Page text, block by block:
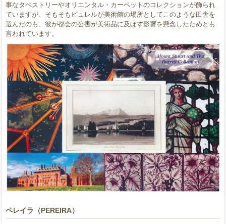
事なタペストリーやオリエンタル・カーペットのコレクションが飾られ
ていますが、そもそもビュレルが美術館の場所としてこのような田舎を
選んだのも、彼が都会の公害が美術品に及ぼす影響を懸念したためとも
言われています。
ペレイラ（PEREIRA）